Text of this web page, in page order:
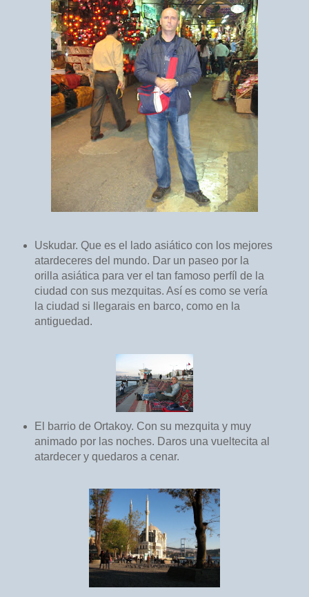
Uskudar. Que es el lado asiático con los mejores
atardeceres del mundo. Dar un paseo por la
orilla asiática para ver el tan famoso perfíl de la
ciudad con sus mezquitas. Así es como se vería
la ciudad si llegarais en barco, como en la
antiguedad.
El barrio de Ortakoy. Con su mezquita y muy
animado por las noches. Daros una vueltecita al
atardecer y quedaros a cenar.